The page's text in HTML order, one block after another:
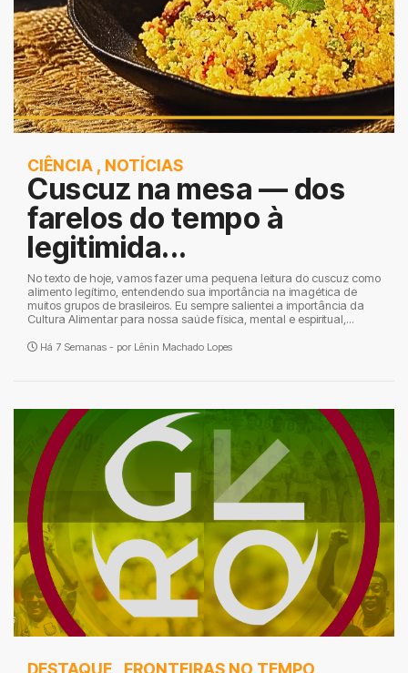
CIÊNCIA , NOTÍCIAS
Cuscuz na mesa — dos
farelos do tempo à
legitimida...
No texto de hoje, vamos fazer uma pequena leitura do cuscuz como
alimento legítimo, entendendo sua importância na imagética de
muitos grupos de brasileiros. Eu sempre salientei a importância da
Cultura Alimentar para nossa saúde física, mental e espiritual,...
Há 7 Semanas - por Lênin Machado Lopes
DESTAQUE FRONTEIRAS NO TEMPO